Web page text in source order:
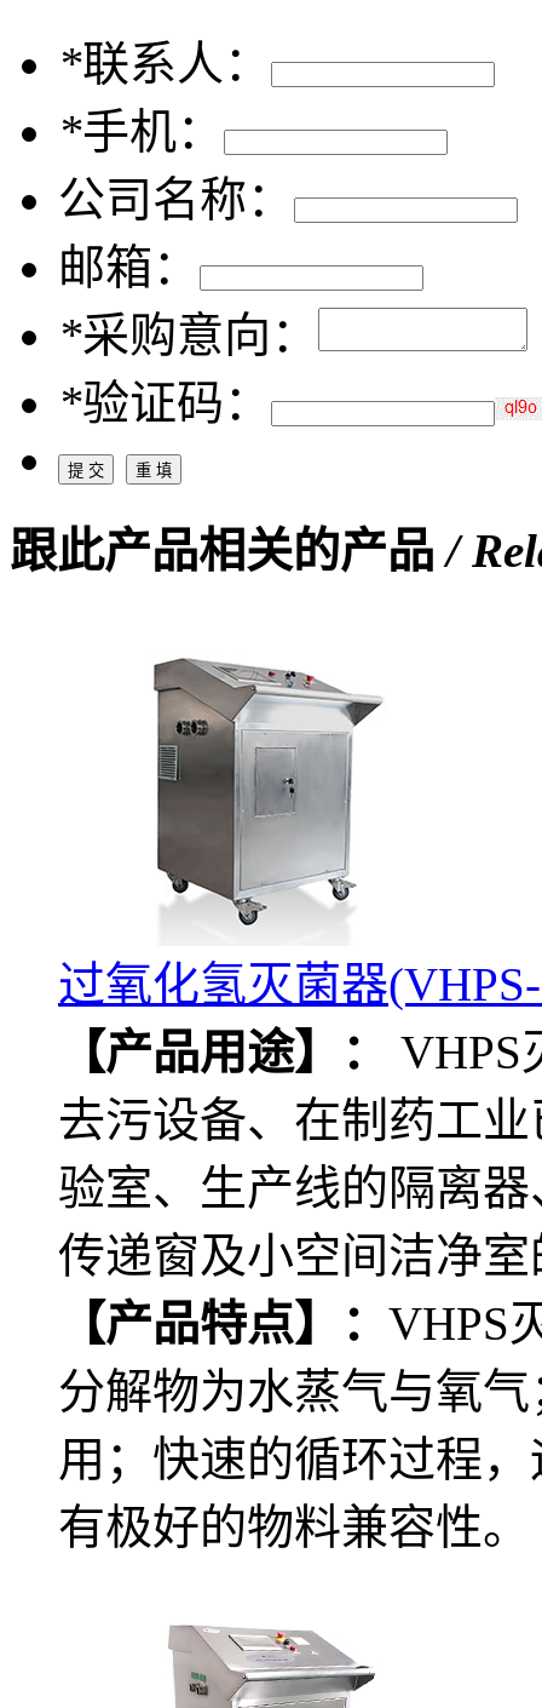
*联系人：
*手机：
公司名称：
邮箱：
*采购意向：
*验证码：
跟此产品相关的产品/
过氧化氢灭菌器
【产品用途】：
VHPS
去污设备、在制药工
验室、生产线的隔离
传递窗及小空间洁净
【产品特点】： VHPS
分解物为水蒸气与氧
用；快速的循环过程
有极好的物料兼容性。